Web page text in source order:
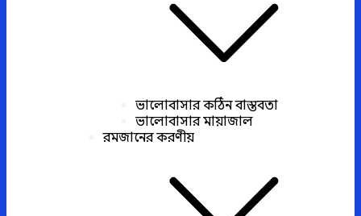
ভালোবাসার কঠিন বাস্তবতা
ভালোবাসার মায়াজাল
রমজানের করণীয়